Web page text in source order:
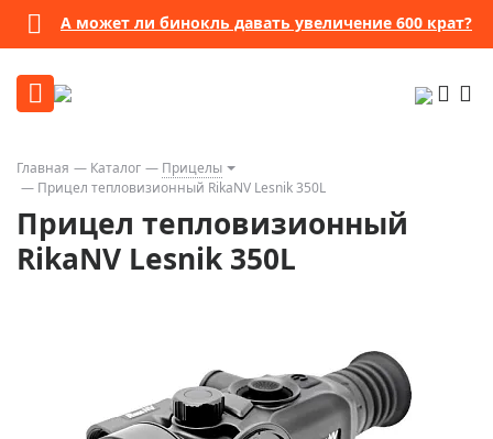
А может ли бинокль давать увеличение 600 крат?
Главная Каталог
Прицелы
Прицел тепловизионный RikaNV Lesnik 350L
Прицел тепловизионный
RikaNV Lesnik 350L